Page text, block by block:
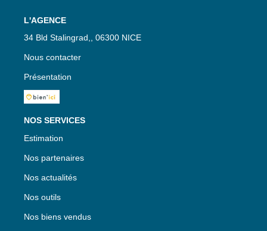
L'AGENCE
34 Bld Stalingrad,, 06300 NICE
Nous contacter
Présentation
NOS SERVICES
Estimation
Nos partenaires
Nos actualités
Nos outils
Nos biens vendus